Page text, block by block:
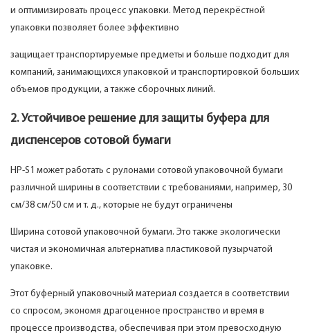
и оптимизировать процесс упаковки. Метод перекрёстной
упаковки позволяет более эффективно
защищает транспортируемые предметы и больше подходит для
компаний, занимающихся упаковкой и транспортировкой больших
объемов продукции, а также сборочных линий.
2. Устойчивое решение для защиты буфера для
диспенсеров сотовой бумаги
HP-S1 может работать с рулонами сотовой упаковочной бумаги
различной ширины в соответствии с требованиями, например, 30
см/38 см/50 см и т. д., которые не будут ограничены
Ширина сотовой упаковочной бумаги. Это также экологически
чистая и экономичная альтернатива пластиковой пузырчатой ​​
упаковке.
Этот буферный упаковочный материал создается в соответствии
со спросом, экономя драгоценное пространство и время в
процессе производства, обеспечивая при этом превосходную